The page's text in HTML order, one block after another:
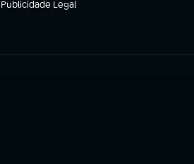
Publicidade Legal
(abre em nova aba)